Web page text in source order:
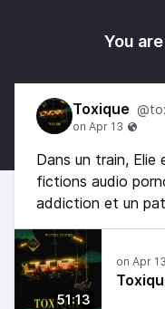
You
Toxique
Dans un train, Elie
fictions audio
addiction et un
51:13